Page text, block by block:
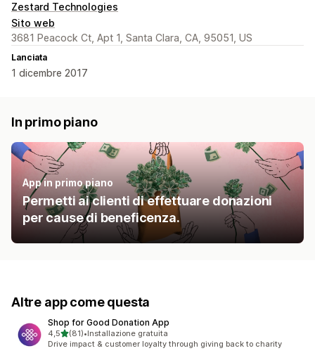
Zestard Technologies
Sito web
3681 Peacock Ct, Apt 1, Santa Clara, CA, 95051, US
Lanciata
1 dicembre 2017
In primo piano
App in primo piano
Permetti ai clienti di effettuare donazioni
per cause di beneficenza.
Altre app come questa
Shop for Good Donation App
4,5stelle su 5
(81)
81 recensioni totali
•Installazione gratuita
Drive impact & customer loyalty through giving back to charity